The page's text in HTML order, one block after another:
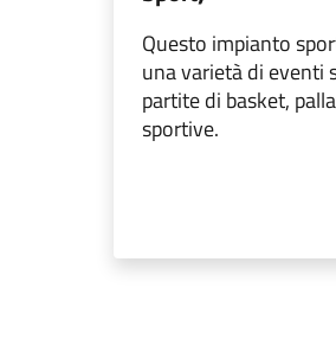
Questo impianto
una varietà di eventi
partite di basket,
sportive.